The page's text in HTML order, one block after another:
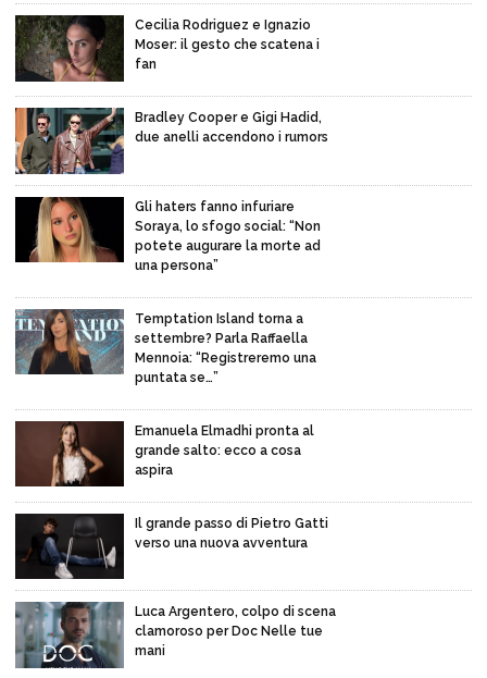
Cecilia Rodriguez e Ignazio
Moser: il gesto che scatena i
fan
Bradley Cooper e Gigi Hadid,
due anelli accendono i rumors
Gli haters fanno infuriare
Soraya, lo sfogo social: “Non
potete augurare la morte ad
una persona”
Temptation Island torna a
settembre? Parla Raffaella
Mennoia: “Registreremo una
puntata se…”
Emanuela Elmadhi pronta al
grande salto: ecco a cosa
aspira
Il grande passo di Pietro Gatti
verso una nuova avventura
Luca Argentero, colpo di scena
clamoroso per Doc Nelle tue
mani